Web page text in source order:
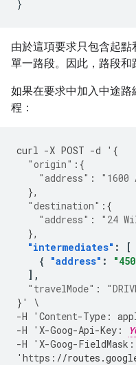
}
由於這項要求只包含起
單一路段。因此，路段和
如果在要求中加入中途
程：
curl -X POST -d ' {
"origin" :{
"address" :
"1600
},
"destination" :{
"address" :
"24
},
"intermediates" :
[
{
"address" :
],
"travelMode" :
} '
\
-H 'Content-Type :
-H 'X-Goog-Api-Key :
-H 'X-Goog-FieldMask :
'https : //